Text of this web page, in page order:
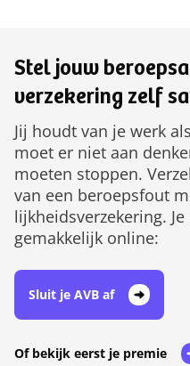
Stel jouw
verzekering zelf
Jij houdt van je werk
moet er niet aan
moeten stoppen.
van een beroepsfout
lijk­heids­verzekering.
gemakkelijk online:
Sluit je AVB af
Of bekijk eerst je premie